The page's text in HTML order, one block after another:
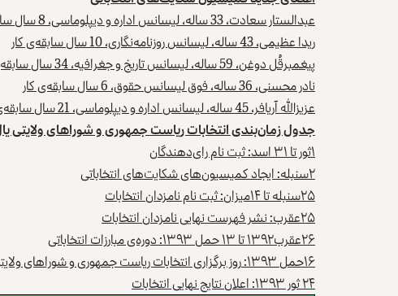
عبدالستار سعادت، 33 ساله، لیسانس اداره و دیپلوماسی، 8 سال سابقه‌ی کار
ریدا عظیمی، 43 ساله، لیسانس روزنامه‌نگاری، 10 سال سابقه‌ی کار
پیغمبرقُل دوغن، 59 ساله، لیسانس تاریخ و جغرافیه، 34 سال سابقه‌ی کار
نادر محسنی، 36 ساله، فوق لیسانس حقوق، 6 سال سابقه‌ی کار
عزیزالله آریافر، 45 ساله، لیسانس اداره و دیپلوماسی، 21 سال سابقه‌ی کار
جدول زمان‌بندی انتخابات ریاست جمهوری و شوراهای ولایتی یال
۱ثور تا۳۱اسد: ثبت نام رای‌دهندگان
۲سنبله: ایجاد کمیسیون‌های شکایت‌های انتخاباتی
۲۵سنبله تا۱۴میزان: ثبت نام نامزدان انتخابات
۲۵عقرب: نشر فهرست نهایی نامزدان انتخابات
۲۶عقرب۱۳۹۲تا۱۳حمل۱۳۹۳: دوره‌ی مبارزات انتخاباتی
۱۶حمل۱۳۹۳: روز برگزاری انتخابات ریاست جمهوری و شوراهای
۲۴ ثور ۱۳۹۳: اعلان نتایج نهایی انتخابات